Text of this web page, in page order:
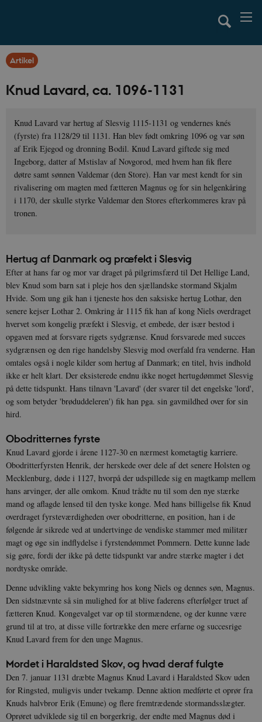
Artikel
Knud Lavard, ca. 1096-1131
Knud Lavard var hertug af Slesvig 1115-1131 og vendernes knés
(fyrste) fra 1128/29 til 1131. Han blev født omkring 1096 og var søn
af Erik Ejegod og dronning Bodil. Knud Lavard giftede sig med
Ingeborg, datter af Mstislav af Novgorod, med hvem han fik flere
døtre samt sønnen Valdemar (den Store). Han var mest kendt for sin
rivalisering om magten med fætteren Magnus og for sin helgenkåring
i 1170, der skulle styrke Valdemar den Stores efterkommeres krav på
tronen.
Hertug af Danmark og præfekt i Slesvig
Efter at hans far og mor var draget på pilgrimsfærd til Det Hellige Land,
blev Knud som barn sat i pleje hos den sjællandske stormand Skjalm
Hvide. Som ung gik han i tjeneste hos den saksiske hertug Lothar, den
senere kejser Lothar 2. Omkring år 1115 fik han af kong Niels overdraget
hvervet som kongelig præfekt i Slesvig, et embede, der især bestod i
opgaven med at forsvare rigets sydgrænse. Knud forsvarede med succes
sydgrænsen og den rige handelsby Slesvig mod overfald fra venderne. Han
omtales også i nogle kilder som hertug af Danmark; en titel, hvis indhold
ikke er helt klart. Der eksisterede endnu ikke noget hertugdømmet Slesvig
på dette tidspunkt. Hans tilnavn 'Lavard' (der svarer til det engelske 'lord',
og som betyder 'brøduddeleren') fik han pga. sin gavmildhed over for sin
hird.
Obodritternes fyrste
Knud Lavard gjorde i årene 1127-30 en nærmest kometagtig karriere.
Obodritterfyrsten Henrik, der herskede over dele af det senere Holsten og
Mecklenburg, døde i 1127, hvorpå der udspillede sig en magtkamp mellem
hans arvinger, der alle omkom. Knud trådte nu til som den nye stærke
mand og aflagde lensed til den tyske konge. Med hans billigelse fik Knud
overdraget fyrsteværdigheden over obodritterne, en position, han i de
følgende år sikrede ved at undertvinge de vendiske stammer med militær
magt og øge sin indflydelse i fyrstendømmet Pommern. Dette kunne lade
sig gøre, fordi der ikke på dette tidspunkt var andre stærke magter i det
nordtyske område.
Denne udvikling vakte bekymring hos kong Niels og dennes søn, Magnus.
Den sidstnævnte så sin mulighed for at blive faderens efterfølger truet af
fætteren Knud. Kongevalget var op til stormændene, og der kunne være
grund til at tro, at disse ville fortrække den mere erfarne og succesrige
Knud Lavard frem for den unge Magnus.
Mordet i Haraldsted Skov, og hvad deraf fulgte
Den 7. januar 1131 dræbte Magnus Knud Lavard i Haraldsted Skov uden
for Ringsted, muligvis under tvekamp. Denne aktion medførte et oprør fra
Knuds halvbror Erik (Emune) og flere fremtrædende stormandsslægter.
Oprøret udviklede sig til en borgerkrig, der endte med Magnus død i